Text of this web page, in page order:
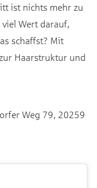
ist nichts mehr zu
Wert darauf,
schaffst? Mit
Haarstruktur und
Weg 79, 20259